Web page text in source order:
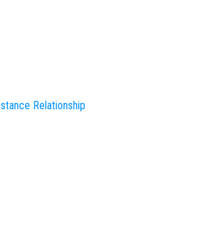
Relationship